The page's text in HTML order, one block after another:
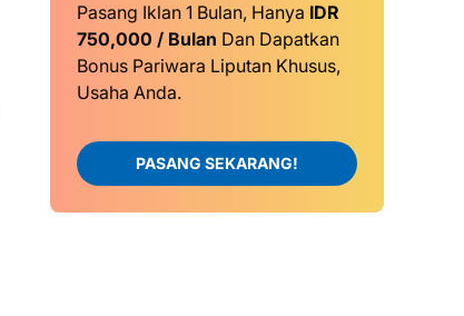
Pasang Iklan 1 Bulan, Hanya IDR
750,000 / Bulan Dan Dapatkan
Bonus Pariwara Liputan Khusus,
Usaha Anda.
PASANG SEKARANG!